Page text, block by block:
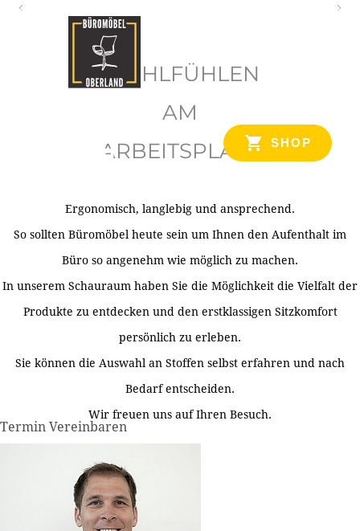
SHOP
WOHLFÜHLEN
AM
ARBEITSPLATZ
Ergonomisch, langlebig und ansprechend.
So sollten Büromöbel heute sein um Ihnen den Aufenthalt im
Büro so angenehm wie möglich zu machen.
In unserem Schauraum haben Sie die Möglichkeit die Vielfalt der
Produkte zu entdecken und den erstklassigen Sitzkomfort
persönlich zu erleben.
Sie können die Auswahl an Stoffen selbst erfahren und nach
Bedarf entscheiden.
Wir freuen uns auf Ihren Besuch.
Termin Vereinbaren